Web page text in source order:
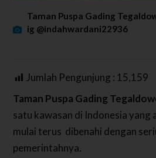
Taman Puspa Gading
ig @indahwardani22936
Jumlah Pengunjung : 15,159
Taman Puspa Gading
satu kawasan di Indonesia yang
mulai terus dibenahi dengan
pemerintahnya.